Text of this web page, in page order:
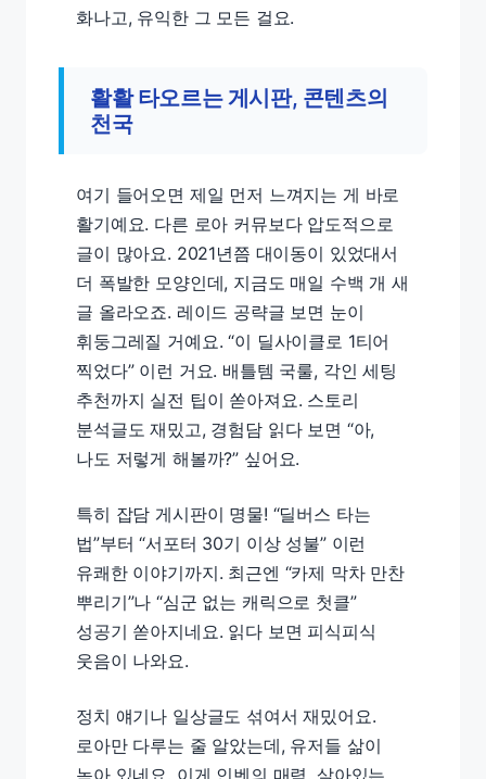
화나고, 유익한 그 모든 걸요.
활활 타오르는 게시판, 콘텐츠의
천국
여기 들어오면 제일 먼저 느껴지는 게 바로
활기예요. 다른 로아 커뮤보다 압도적으로
글이 많아요. 2021년쯤 대이동이 있었대서
더 폭발한 모양인데, 지금도 매일 수백 개 새
글 올라오죠. 레이드 공략글 보면 눈이
휘둥그레질 거예요. “이 딜사이클로 1티어
찍었다” 이런 거요. 배틀템 국룰, 각인 세팅
추천까지 실전 팁이 쏟아져요. 스토리
분석글도 재밌고, 경험담 읽다 보면 “아,
나도 저렇게 해볼까?” 싶어요.
특히 잡담 게시판이 명물! “딜버스 타는
법”부터 “서포터 30기 이상 성불” 이런
유쾌한 이야기까지. 최근엔 “카제 막차 만찬
뿌리기”나 “심군 없는 캐릭으로 첫클”
성공기 쏟아지네요. 읽다 보면 피식피식
웃음이 나와요.
정치 얘기나 일상글도 섞여서 재밌어요.
로아만 다루는 줄 알았는데, 유저들 삶이
녹아 있네요. 이게 인벤의 매력, 살아있는